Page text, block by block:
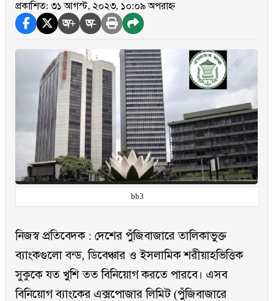
প্রকাশিত: ৩১ আগস্ট, ২০২৩, ১০:০৯ অপরাহ্ন
অ+ অ-
bb3
নিজস্ব প্রতিবেদক : দেশের পুঁজিবাজারে তালিকাভুক্ত
ব্যাংকগুলো বন্ড, ডিবেঞ্চার ও ইসলামিক শরীয়াহভিত্তিক
সুকুকে যত খুশি তত বিনিয়োগ করতে পারবে। এসব
বিনিয়োগ ব্যাংকের এক্সপোজার লিমিট (পুঁজিবাজারে